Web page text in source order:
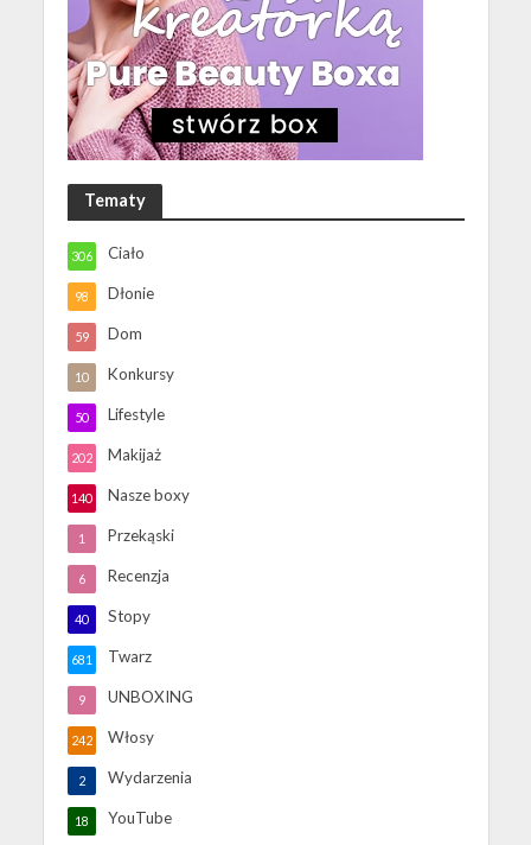
Tematy
Ciało
306
Dłonie
98
Dom
59
Konkursy
10
Lifestyle
50
Makijaż
202
Nasze boxy
140
Przekąski
1
Recenzja
6
Stopy
40
Twarz
681
UNBOXING
9
Włosy
242
Wydarzenia
2
YouTube
18